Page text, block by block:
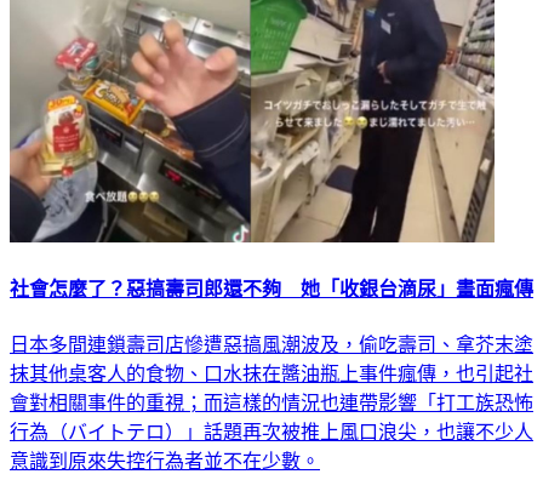
社會怎麼了？惡搞壽司郎還不夠 她「收銀台滴尿」畫面瘋傳
日本多間連鎖壽司店慘遭惡搞風潮波及，偷吃壽司、拿芥末塗
抹其他桌客人的食物、口水抹在醬油瓶上事件瘋傳，也引起社
會對相關事件的重視；而這樣的情況也連帶影響「打工族恐怖
行為（バイトテロ）」話題再次被推上風口浪尖，也讓不少人
意識到原來失控行為者並不在少數。